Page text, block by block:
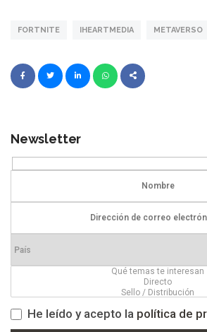
FORTNITE IHEARTMEDIA METAVERSO
Newsletter
He leído y acepto la política de